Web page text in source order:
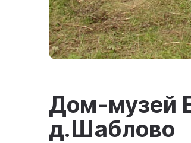
Дом-музей
д.Шаблово